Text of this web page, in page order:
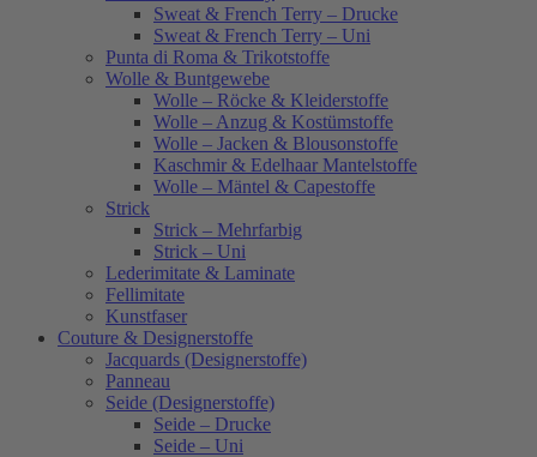
Sweat & French Terry – Drucke
Sweat & French Terry – Uni
Punta di Roma & Trikotstoffe
Wolle & Buntgewebe
Wolle – Röcke & Kleiderstoffe
Wolle – Anzug & Kostümstoffe
Wolle – Jacken & Blousonstoffe
Kaschmir & Edelhaar Mantelstoffe
Wolle – Mäntel & Capestoffe
Strick
Strick – Mehrfarbig
Strick – Uni
Lederimitate & Laminate
Fellimitate
Kunstfaser
Couture & Designerstoffe
Jacquards (Designerstoffe)
Panneau
Seide (Designerstoffe)
Seide – Drucke
Seide – Uni